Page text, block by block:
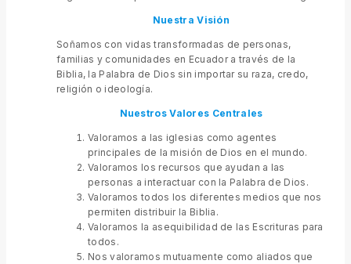
Nuestra Visión
Soñamos con vidas transformadas de personas,
familias y comunidades en Ecuador a través de la
Biblia, la Palabra de Dios sin importar su raza, credo,
religión o ideología.
Nuestros Valores Centrales
Valoramos a las iglesias como agentes
principales de la misión de Dios en el mundo.
Valoramos los recursos que ayudan a las
personas a interactuar con la Palabra de Dios.
Valoramos todos los diferentes medios que nos
permiten distribuir la Biblia.
Valoramos la asequibilidad de las Escrituras para
todos.
Nos valoramos mutuamente como aliados que